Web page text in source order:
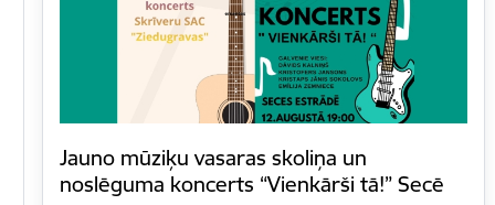
Jauno mūziķu vasaras skoliņa un
noslēguma koncerts “Vienkārši tā!” Secē